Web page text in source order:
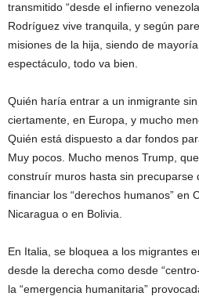
transmitido “desde el infierno
Rodríguez vive tranquila, y según
misiones de la hija, siendo de
espectáculo, todo va bien.
Quién haría entrar a un inmigrante
ciertamente, en Europa, y mucho
Quién está dispuesto a dar fondos
Muy pocos. Mucho menos Trump,
construír muros hasta sin precuparse
financiar los “derechos humanos” en
Nicaragua o en Bolivia.
En Italia, se bloquea a los migrantes
desde la derecha como desde
la “emergencia humanitaria”